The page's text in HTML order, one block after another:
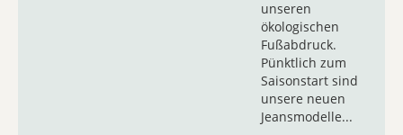
unseren
ökologischen
Fußabdruck.
Pünktlich zum
Saisonstart sind
unsere neuen
Jeansmodelle...